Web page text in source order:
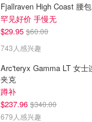
Fjallraven High Coast 腰包
罕见好价 手慢无
$29.95 $60.00
743人感兴趣
Arc'teryx Gamma LT 女士
夹克
蹲补
$237.96 $340.00
679人感兴趣